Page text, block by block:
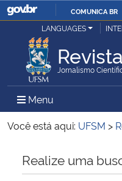
COMUNICA BR
Ministério da Justiça e Segurança
Ministério da Defesa
Ministério das Relações Exteriores
Ministério da Economia
LANGUAGES
Jornalismo
Menu Menu
Você está aqui: UFSM >
Início do conteúdo
Realize uma